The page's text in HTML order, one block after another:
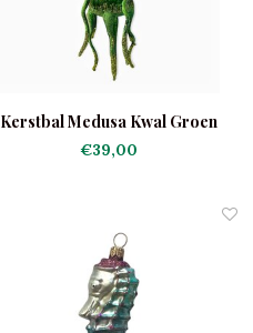
Kerstbal Medusa Kwal Groen
€39,00